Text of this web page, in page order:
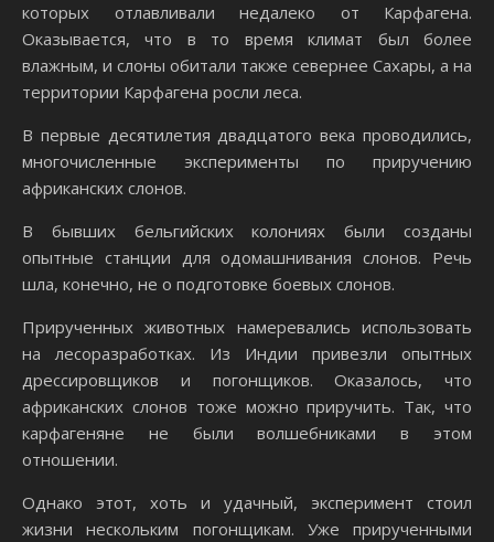
которых отлавливали недалеко от Карфагена.
Оказывается, что в то время климат был более
влажным, и слоны обитали также севернее Сахары, а на
территории Карфагена росли леса.
В первые десятилетия двадцатого века проводились,
многочисленные эксперименты по приручению
африканских слонов.
В бывших бельгийских колониях были созданы
опытные станции для одомашнивания слонов. Речь
шла, конечно, не о подготовке боевых слонов.
Прирученных животных намеревались использовать
на лесоразработках. Из Индии привезли опытных
дрессировщиков и погонщиков. Оказалось, что
африканских слонов тоже можно приручить. Так, что
карфагеняне не были волшебниками в этом
отношении.
Однако этот, хоть и удачный, эксперимент стоил
жизни нескольким погонщикам. Уже прирученными